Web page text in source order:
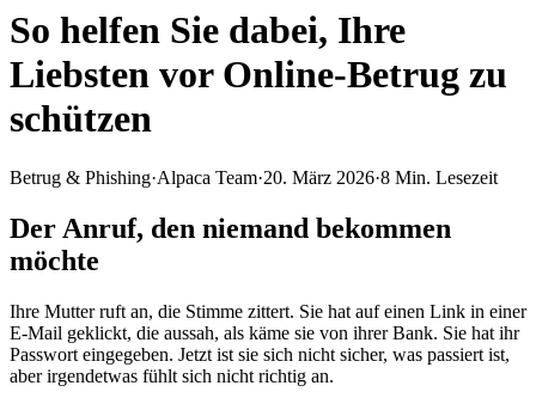
So helfen Sie dabei, Ihre
Liebsten vor Online-Betrug zu
schützen
Betrug & Phishing·Alpaca Team·20. März 2026·8 Min. Lesezeit
Der Anruf, den niemand bekommen
möchte
Ihre Mutter ruft an, die Stimme zittert. Sie hat auf einen Link in einer
E-Mail geklickt, die aussah, als käme sie von ihrer Bank. Sie hat ihr
Passwort eingegeben. Jetzt ist sie sich nicht sicher, was passiert ist,
aber irgendetwas fühlt sich nicht richtig an.